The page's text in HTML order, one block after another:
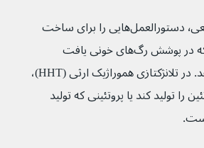
این ژن در حالت طبیعی٬ دستورالعمل‌هایی را برای ساخت
پروتئین‌های خاصی که در پوشش رگ‌های خونی یافت
می‌شود٬ ارائه می‌دهد. در تلانژکتازی هموراژیک ارثی (HHT)،
را تولید کند یا پروتئینی که تولید